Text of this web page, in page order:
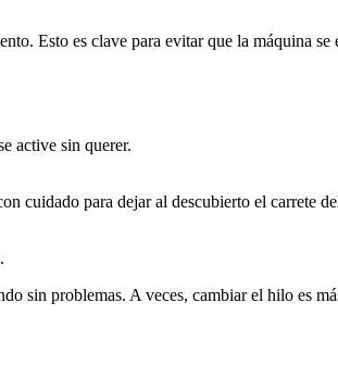
Esto es clave para evitar que la máquina
active sin querer.
cuidado para dejar al descubierto el carrete
sin problemas. A veces, cambiar el hilo es